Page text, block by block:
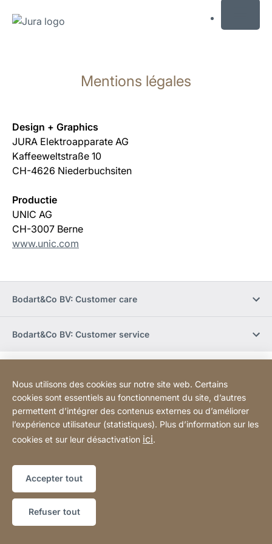
recherche
Mentions légales
Design + Graphics
JURA Elektroapparate AG
Kaffeeweltstraße 10
CH-4626 Niederbuchsiten
Productie
UNIC AG
CH-3007 Berne
www.unic.com
Bodart&Co BV: Customer care
Bodart&Co BV: Customer service
Web
[Website
information]
Déclaration d'accessibilité
Sitemap
Copyright © 2026
Nous utilisons des cookies sur notre site web. Certains
cookies sont essentiels au fonctionnement du site, d’autres
permettent d’intégrer des contenus externes ou d’améliorer
l’expérience utilisateur (statistiques). Plus d’information sur les
cookies et sur leur désactivation ici.
Accepter tout
Refuser tout